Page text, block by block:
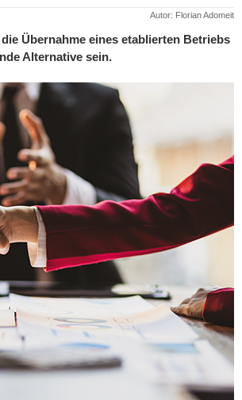
Autor: Florian Adomeit
Übernahme eines etablierten Betriebs
Alternative sein.